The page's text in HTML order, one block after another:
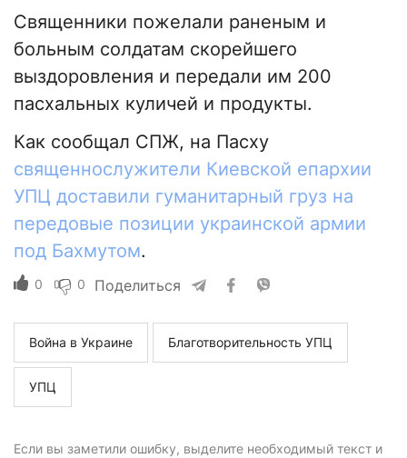
Священники пожелали раненым и
больным солдатам скорейшего
выздоровления и передали им 200
пасхальных куличей и продукты.
Как сообщал СПЖ, на Пасху
священнослужители Киевской епархии
УПЦ доставили гуманитарный груз на
передовые позиции украинской армии
под Бахмутом.
0 0 Поделиться
Война в Украине Благотворительность УПЦ
УПЦ
Если вы заметили ошибку, выделите необходимый текст и